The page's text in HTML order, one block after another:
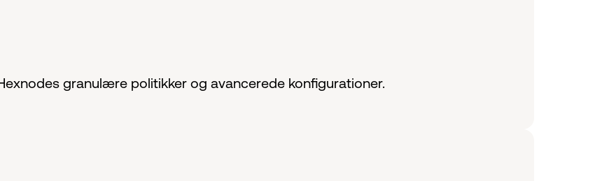
granulære politikker og avancerede konfigurationer.